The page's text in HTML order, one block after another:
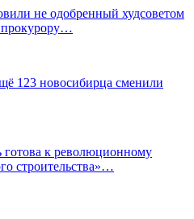
не одобренный худсоветом
123 новосибирца сменили
готова к революционному
строительства»…